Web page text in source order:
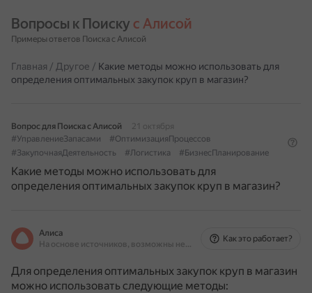
Вопросы к Поиску с Алисой
Примеры ответов Поиска с Алисой
Главная / Другое / Какие методы можно использовать для
определения оптимальных закупок круп в магазин?
Вопрос для Поиска с Алисой
21 октября
#УправлениеЗапасами
#ОптимизацияПроцессов
#ЗакупочнаяДеятельность
#Логистика #БизнесПланирование
Какие методы можно использовать для
определения оптимальных закупок круп в магазин?
Алиса
На основе источников, возможны неточности
Как это работает?
Для определения оптимальных закупок круп в магазин
можно использовать следующие методы: